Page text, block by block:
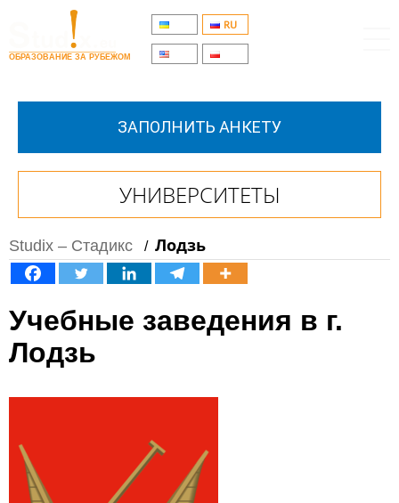
ОБРАЗОВАНИЕ ЗА РУБЕЖОМ
RU
ЗАПОЛНИТЬ АНКЕТУ
УНИВЕРСИТЕТЫ
Studix – Стадикс / Лодзь
Учебные заведения в г.
Лодзь